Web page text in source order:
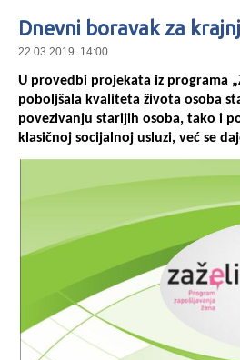
Dnevni boravak za
22.03.2019. 14:00
U provedbi projekata iz programa
poboljšala kvaliteta života osoba
povezivanju starijih osoba, tako i
klasičnoj socijalnoj usluzi, već se